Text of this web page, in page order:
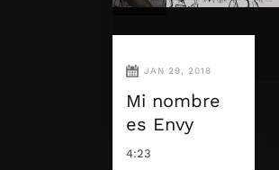
JAN 29, 2018
Mi nombre
es Envy
4:23